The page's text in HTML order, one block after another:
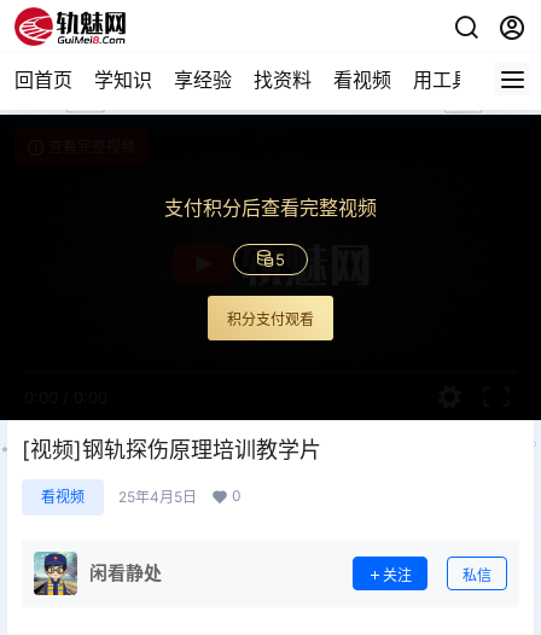
回首页 学知识 享经验 找资料 看视频 用工具 论技
支付积分后查看完整视频
5
积分支付观看
[视频]钢轨探伤原理培训教学片
看视频 25年4月5日 0
闲看静处 关注 私信